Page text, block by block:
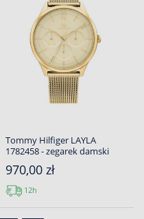
Tommy Hilfiger LAYLA
1782458 - zegarek damski
970,00 zł
12h